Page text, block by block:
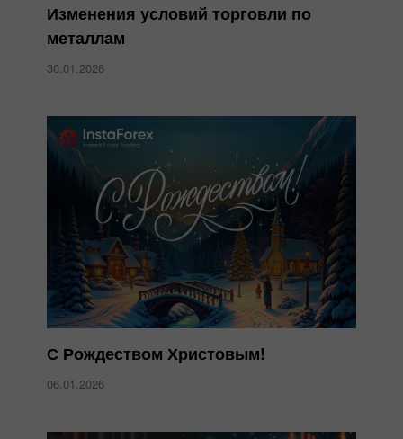
Изменения условий торговли по
металлам
30.01.2026
С Рождеством Христовым!
06.01.2026